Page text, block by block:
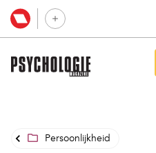
Persoonlijkheid